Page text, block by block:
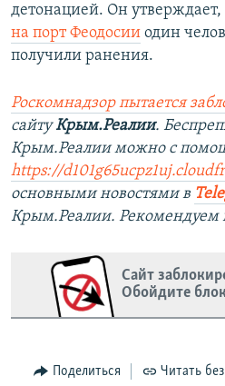
детонацией. Он утверждает,
на порт Феодосии один
получили ранения.
Роскомнадзор пытается
сайтуКрым.Реалии.
Крым.Реалии можно с
https://
основными новостями в
Крым.Реалии. Рекомендуем
Сайт
Обойдите
Поделиться Читать